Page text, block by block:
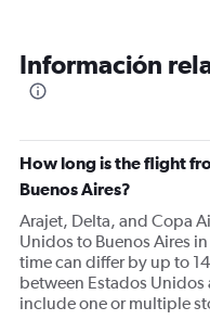
Información
How long is the flight
Buenos Aires?
Arajet, Delta, and Copa
Unidos to Buenos Aires
time can differ by up to
between Estados Unidos
include one or multiple